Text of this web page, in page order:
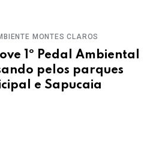
MONTES CLAROS
1º Pedal Ambiental
pelos parques
e Sapucaia